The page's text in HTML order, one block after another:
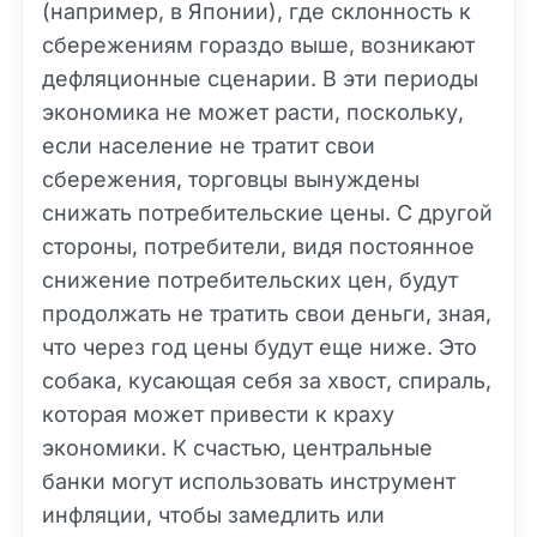
(например, в Японии), где склонность к
сбережениям гораздо выше, возникают
дефляционные сценарии. В эти периоды
экономика не может расти, поскольку,
если население не тратит свои
сбережения, торговцы вынуждены
снижать потребительские цены. С другой
стороны, потребители, видя постоянное
снижение потребительских цен, будут
продолжать не тратить свои деньги, зная,
что через год цены будут еще ниже. Это
собака, кусающая себя за хвост, спираль,
которая может привести к краху
экономики. К счастью, центральные
банки могут использовать инструмент
инфляции, чтобы замедлить или